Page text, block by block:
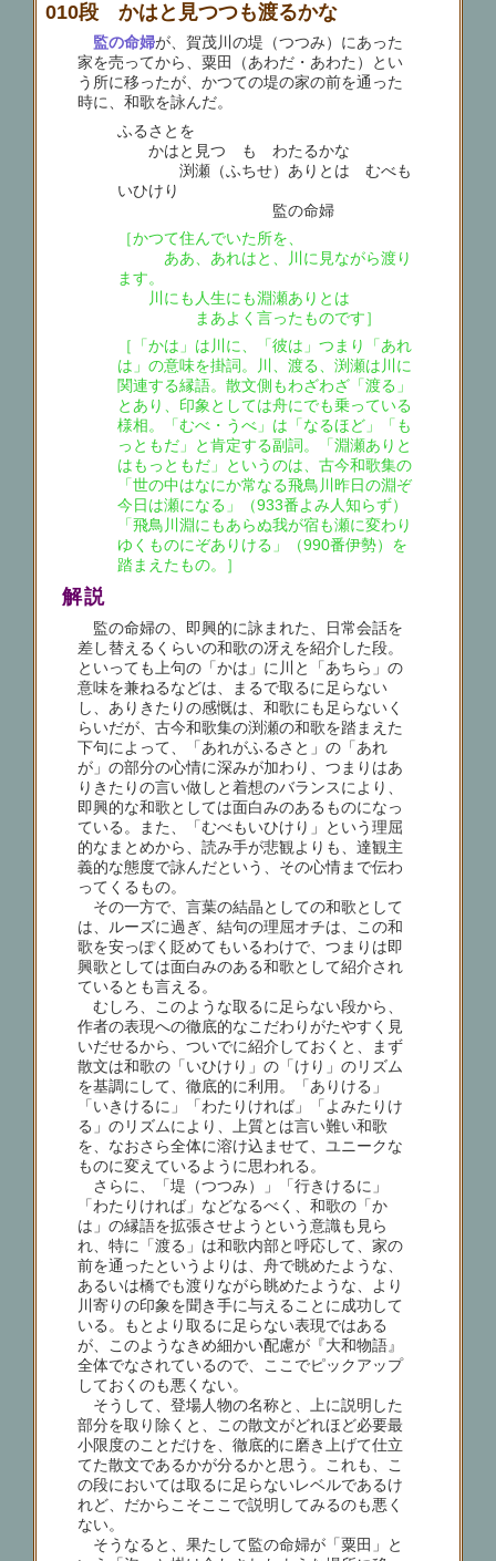
010段 かはと見つつも渡るかな
監の命婦が、賀茂川の堤（つつみ）にあった
家を売ってから、粟田（あわだ・あわた）とい
う所に移ったが、かつての堤の家の前を通った
時に、和歌を詠んだ。
ふるさとを
かはと見つゝも わたるかな
渕瀬（ふちせ）ありとは むべも
いひけり
監の命婦
［かつて住んでいた所を、
ああ、あれはと、川に見ながら渡り
ます。
川にも人生にも淵瀬ありとは
まあよく言ったものです］
［「かは」は川に、「彼は」つまり「あれ
は」の意味を掛詞。川、渡る、渕瀬は川に
関連する縁語。散文側もわざわざ「渡る」
とあり、印象としては舟にでも乗っている
様相。「むべ・うべ」は「なるほど」「も
っともだ」と肯定する副詞。「淵瀬ありと
はもっともだ」というのは、古今和歌集の
「世の中はなにか常なる飛鳥川昨日の淵ぞ
今日は瀬になる」（933番よみ人知らず）
「飛鳥川淵にもあらぬ我が宿も瀬に変わり
ゆくものにぞありける」（990番伊勢）を
踏まえたもの。］
解説
監の命婦の、即興的に詠まれた、日常会話を
差し替えるくらいの和歌の冴えを紹介した段。
といっても上句の「かは」に川と「あちら」の
意味を兼ねるなどは、まるで取るに足らない
し、ありきたりの感慨は、和歌にも足らないく
らいだが、古今和歌集の渕瀬の和歌を踏まえた
下句によって、「あれがふるさと」の「あれ
が」の部分の心情に深みが加わり、つまりはあ
りきたりの言い做しと着想のバランスにより、
即興的な和歌としては面白みのあるものになっ
ている。また、「むべもいひけり」という理屈
的なまとめから、読み手が悲観よりも、達観主
義的な態度で詠んだという、その心情まで伝わ
ってくるもの。
その一方で、言葉の結晶としての和歌として
は、ルーズに過ぎ、結句の理屈オチは、この和
歌を安っぽく貶めてもいるわけで、つまりは即
興歌としては面白みのある和歌として紹介され
ているとも言える。
むしろ、このような取るに足らない段から、
作者の表現への徹底的なこだわりがたやすく見
いだせるから、ついでに紹介しておくと、まず
散文は和歌の「いひけり」の「けり」のリズム
を基調にして、徹底的に利用。「ありける」
「いきけるに」「わたりければ」「よみたりけ
る」のリズムにより、上質とは言い難い和歌
を、なおさら全体に溶け込ませて、ユニークな
ものに変えているように思われる。
さらに、「堤（つつみ）」「行きけるに」
「わたりければ」などなるべく、和歌の「か
は」の縁語を拡張させようという意識も見ら
れ、特に「渡る」は和歌内部と呼応して、家の
前を通ったというよりは、舟で眺めたような、
あるいは橋でも渡りながら眺めたような、より
川寄りの印象を聞き手に与えることに成功して
いる。もとより取るに足らない表現ではある
が、このようなきめ細かい配慮が『大和物語』
全体でなされているので、ここでピックアップ
しておくのも悪くない。
そうして、登場人物の名称と、上に説明した
部分を取り除くと、この散文がどれほど必要最
小限度のことだけを、徹底的に磨き上げて仕立
てた散文であるかが分るかと思う。これも、こ
の段においては取るに足らないレベルであるけ
れど、だからこそここで説明してみるのも悪く
ない。
そうなると、果たして監の命婦が「粟田」と